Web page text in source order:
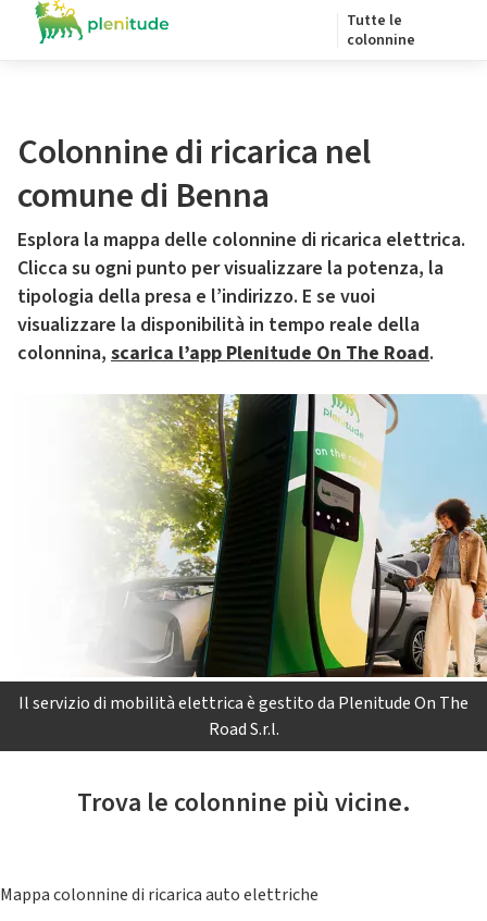
Tutte le
colonnine
Colonnine di ricarica nel
comune di Benna
Esplora la mappa delle colonnine di ricarica elettrica.
Clicca su ogni punto per visualizzare la potenza, la
tipologia della presa e l’indirizzo. E se vuoi
visualizzare la disponibilità in tempo reale della
colonnina, scarica l’app Plenitude On The Road.
Il servizio di mobilità elettrica è gestito da Plenitude On The
Road S.r.l.
Trova le colonnine più vicine.
Mappa colonnine di ricarica auto elettriche